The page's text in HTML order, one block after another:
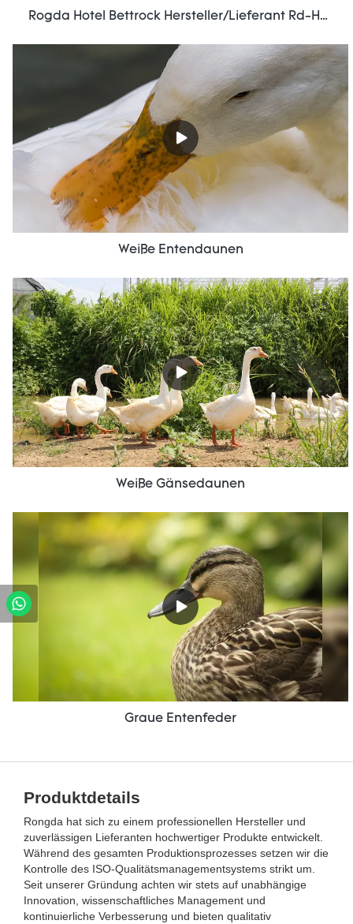
Rogda Hotel Bettrock Hersteller/Lieferant Rd-Hf-006
Weiße Entendaunen
Weiße Gänsedaunen
Graue Entenfeder
Produktdetails
Rongda hat sich zu einem professionellen Hersteller und
zuverlässigen Lieferanten hochwertiger Produkte entwickelt.
Während des gesamten Produktionsprozesses setzen wir die
Kontrolle des ISO-Qualitätsmanagementsystems strikt um.
Seit unserer Gründung achten wir stets auf unabhängige
Innovation, wissenschaftliches Management und
kontinuierliche Verbesserung und bieten qualitativ